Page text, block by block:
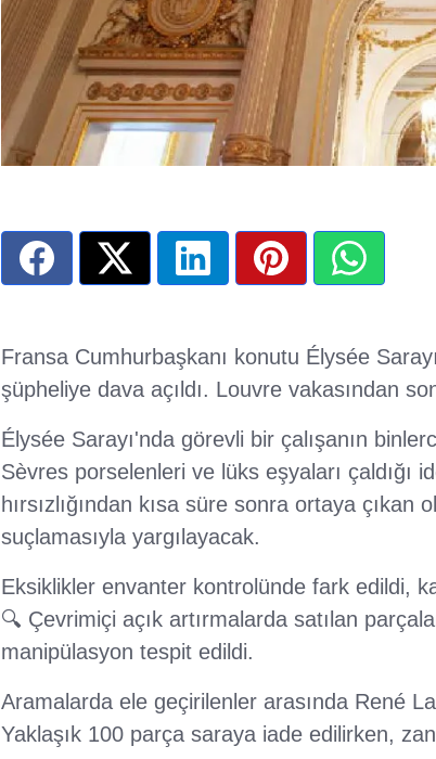
Fransa Cumhurbaşkanı konutu Élysée
şüpheliye dava açıldı. Louvre vakasından
Élysée Sarayı'nda görevli bir çalışanın
Sèvres porselenleri ve lüks eşyaları çaldığı
hırsızlığından kısa süre sonra ortaya çıkan
suçlamasıyla yargılayacak.
Eksiklikler envanter kontrolünde fark edildi,
🔍 Çevrimiçi açık artırmalarda satılan
manipülasyon tespit edildi.
Aramalarda ele geçirilenler arasında René
Yaklaşık 100 parça saraya iade edilirken,